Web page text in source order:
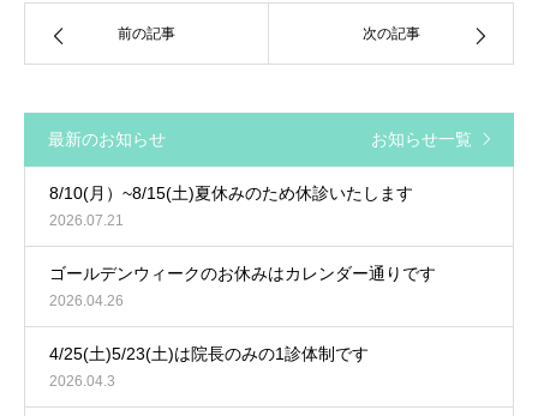
前の記事 次の記事
最新のお知らせ お知らせ一覧
8/10(月）~8/15(土)夏休みのため休診いたします
2026.07.21
ゴールデンウィークのお休みはカレンダー通りです
2026.04.26
4/25(土)5/23(土)は院長のみの1診体制です
2026.04.3